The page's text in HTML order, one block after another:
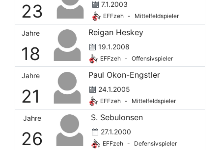
23 7.1.2003
EFFzeh - Mittelfeldspieler
Jahre
18
Reigan Heskey
19.1.2008
EFFzeh - Offensivspieler
Jahre
21
Paul Okon-Engstler
24.1.2005
EFFzeh - Mittelfeldspieler
Jahre
26
S. Sebulonsen
27.1.2000
EFFzeh - Defensivspieler